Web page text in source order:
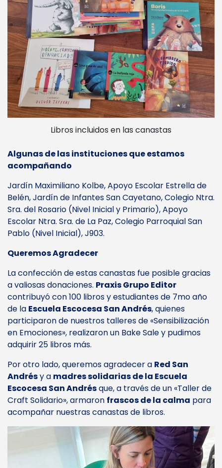
Libros incluidos en las canastas
Algunas de las instituciones que estamos
acompañando
Jardín Maximiliano Kolbe, Apoyo Escolar Estrella de
Belén, Jardín de Infantes San Cayetano, Colegio Ntra.
Sra. del Rosario (Nivel Inicial y Primario), Apoyo
Escolar Ntra. Sra. de La Paz, Colegio Parroquial San
Pablo (Nivel Inicial), J903.
Queremos Agradecer
La confección de estas canastas fue posible gracias
a valiosas donaciones. Praxis Grupo Editor
contribuyó con 100 libros y estudiantes de 7mo año
de la Escuela Escocesa San Andrés, quienes
participaron de nuestros talleres de «Sensibilización
en Emociones», realizaron un Bake Sale y pudimos
adquirir 25 libros más.
Por otro lado, queremos agradecer a Red San
Andrésy a madres solidarias de la Escuela
Escocesa San Andrésque, a través de un «Taller de
Craft Solidario», armaron frascos de la calma para
acompañar nuestras canastas de libros.